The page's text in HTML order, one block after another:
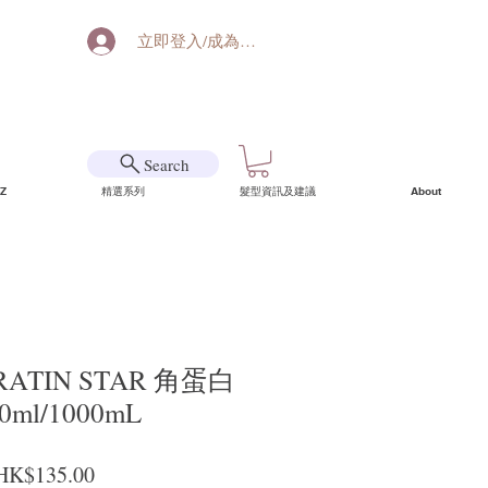
立即登入/成為會員
Search
精選系列 髮型資訊及建議 About
STAR 角蛋白
1000mL
般價格 促銷價格